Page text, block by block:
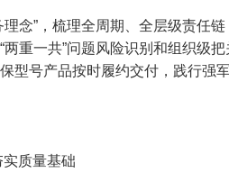
理念”，梳理全周期、全层级责任
两重一共”问题风险识别和组织级
型号产品按时履约交付，践行强军
质量基础